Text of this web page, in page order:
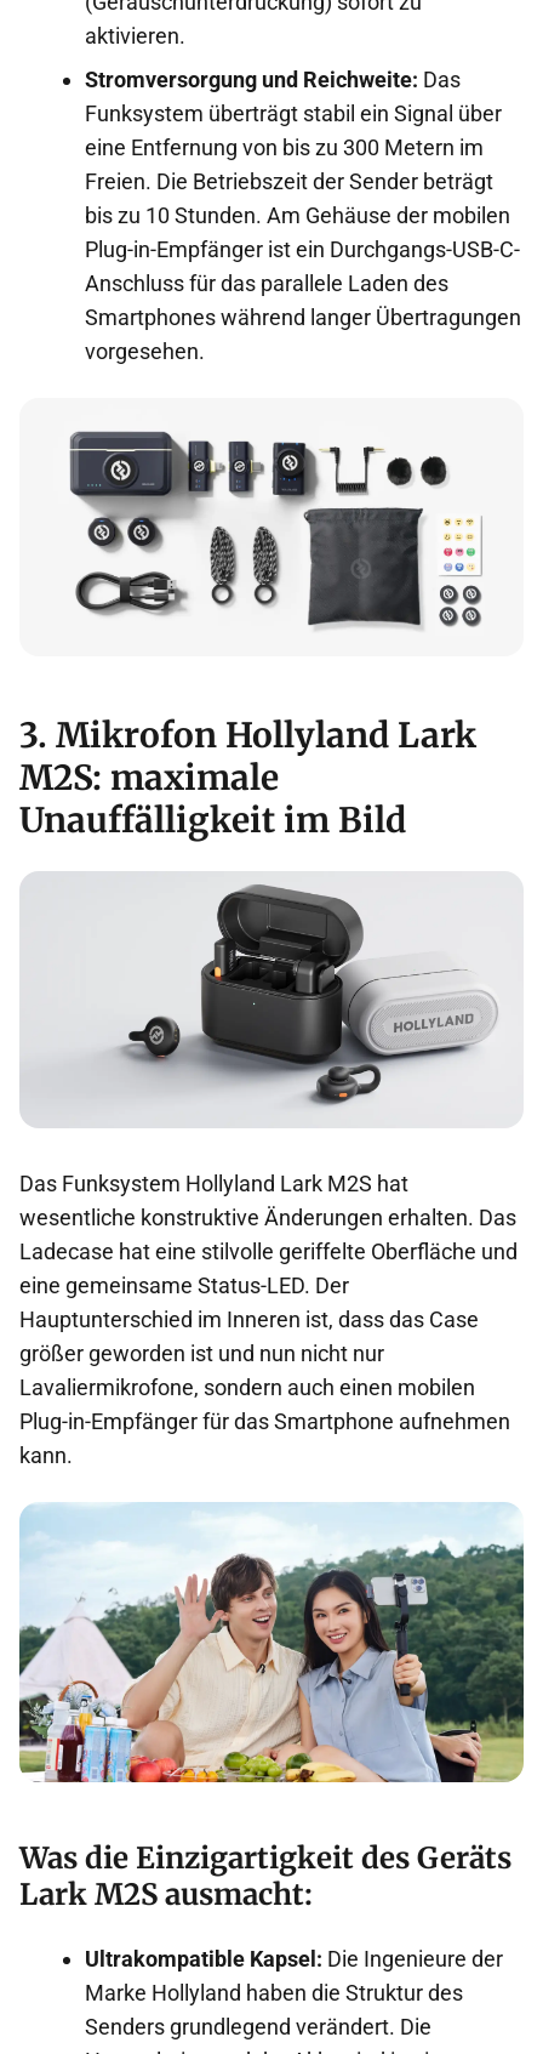
aktivieren.
Stromversorgung und Reichweite: Das
Funksystem überträgt stabil ein Signal über
eine Entfernung von bis zu 300 Metern im
Freien. Die Betriebszeit der Sender beträgt
bis zu 10 Stunden. Am Gehäuse der mobilen
Plug-in-Empfänger ist ein Durchgangs-USB-C-
Anschluss für das parallele Laden des
Smartphones während langer Übertragungen
vorgesehen.
3. Mikrofon Hollyland Lark
M2S: maximale
Unauffälligkeit im Bild
Das Funksystem Hollyland Lark M2S hat
wesentliche konstruktive Änderungen erhalten. Das
Ladecase hat eine stilvolle geriffelte Oberfläche und
eine gemeinsame Status-LED. Der
Hauptunterschied im Inneren ist, dass das Case
größer geworden ist und nun nicht nur
Lavaliermikrofone, sondern auch einen mobilen
Plug-in-Empfänger für das Smartphone aufnehmen
kann.
Was die Einzigartigkeit des Geräts
Lark M2S ausmacht:
Ultrakompatible Kapsel: Die Ingenieure der
Marke Hollyland haben die Struktur des
Senders grundlegend verändert. Die